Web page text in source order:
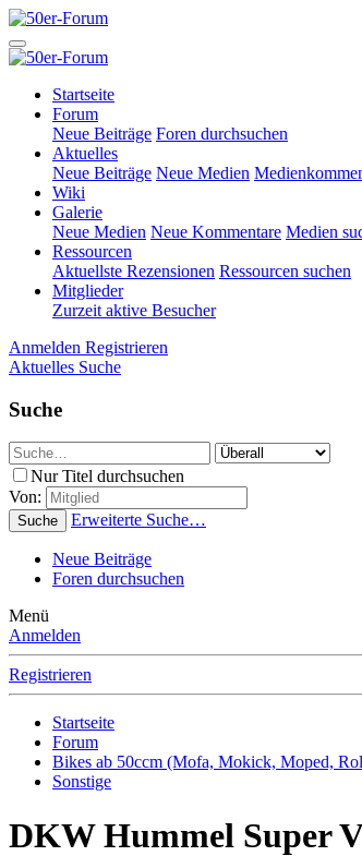
Startseite
Forum
Neue Beiträge Foren durchsuchen
Aktuelles
Neue Beiträge Neue Medien
Wiki
Galerie
Neue Medien Neue Kommentare Medien
Ressourcen
Aktuellste Rezensionen Ressourcen suchen
Mitglieder
Zurzeit aktive Besucher
Anmelden Registrieren
Aktuelles Suche
Suche
Nur Titel durchsuchen
Von:
Suche Erweiterte Suche…
Neue Beiträge
Foren durchsuchen
Menü
Anmelden
Registrieren
Startseite
Forum
Bikes ab 50ccm (Mofa, Mokick, Moped,
Sonstige
DKW Hummel Super